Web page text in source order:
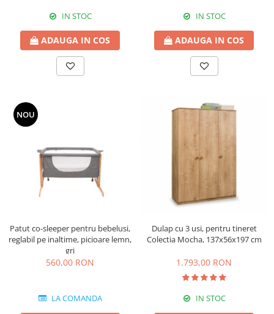
IN STOC
ADAUGA IN COS
IN STOC
ADAUGA IN COS
NOU
Patut co-sleeper pentru bebelusi,
reglabil pe inaltime, picioare lemn,
gri
560,00 RON
LA COMANDA
Dulap cu 3 usi, pentru tineret
Colectia Mocha, 137x56x197 cm
1.793,00 RON
IN STOC